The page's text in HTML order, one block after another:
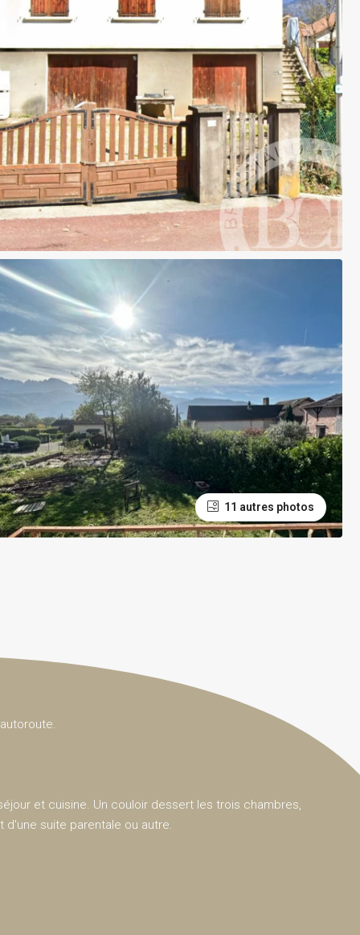
11 autres photos
et cuisine. Un couloir dessert les trois chambres,
d'une suite parentale ou autre.